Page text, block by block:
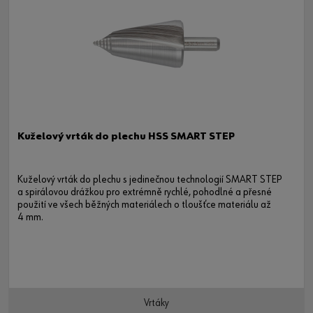
Kuželový vrták do plechu HSS SMART STEP
Kuželový vrták do plechu s jedinečnou technologií SMART STEP
a spirálovou drážkou pro extrémně rychlé, pohodlné a přesné
použití ve všech běžných materiálech o tloušťce materiálu až
4 mm.
Vrtáky